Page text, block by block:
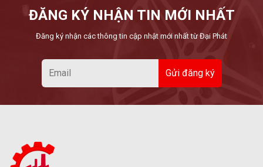
ĐĂNG KÝ NHẬN TIN MỚI NHẤT
Đăng ký nhận các thông tin cập nhật mới nhất từ Đại Phát